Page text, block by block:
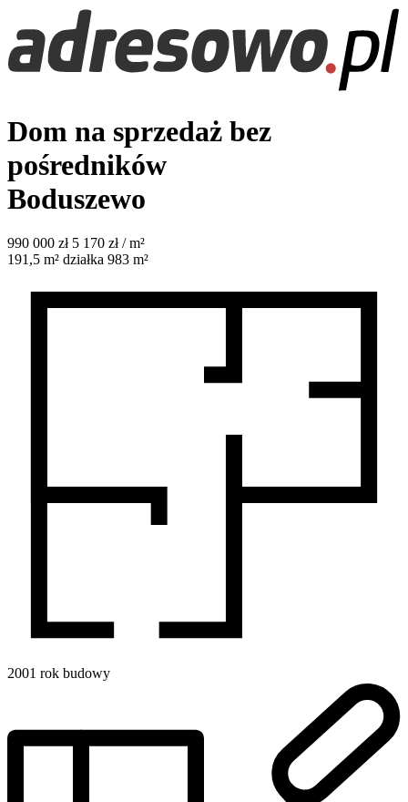
Dom na sprzedaż bez
pośredników
Boduszewo
990 000 zł 5 170 zł / m²
191,5 m² działka 983 m²
2001 rok budowy